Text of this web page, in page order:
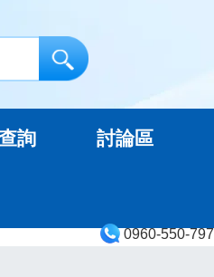
0960-550-797
詢 討論區